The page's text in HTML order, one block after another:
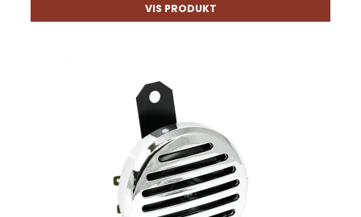
VIS PRODUKT